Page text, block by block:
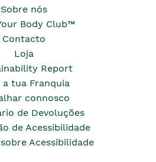
Sobre nós
Body Club™
Contacto
Loja
Report
a tua Franquia
connosco
de Devoluções
de Acessibilidade
Acessibilidade